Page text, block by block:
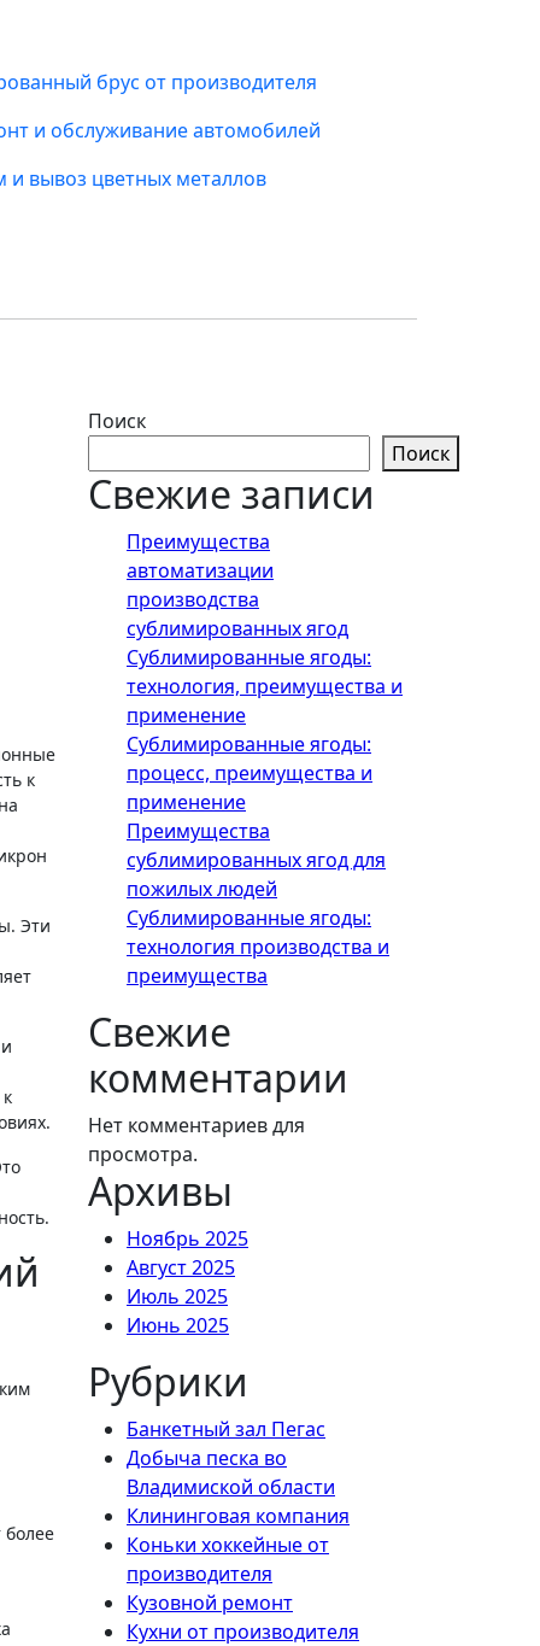
брус от производителя
и обслуживание автомобилей
и вывоз цветных металлов
к
Эти
Поиск
Поиск
Свежие записи
Преимущества
автоматизации
производства
сублимированных ягод
Сублимированные ягоды:
технология, преимущества и
применение
Сублимированные ягоды:
процесс, преимущества и
применение
Преимущества
сублимированных ягод для
пожилых людей
Сублимированные ягоды:
технология производства и
преимущества
Свежие
комментарии
Нет комментариев для
просмотра.
Архивы
Ноябрь 2025
Август 2025
Июль 2025
Июнь 2025
Рубрики
Банкетный зал Пегас
Добыча песка во
Владимиской области
Клининговая компания
Коньки хоккейные от
производителя
Кузовной ремонт
Кухни от производителя